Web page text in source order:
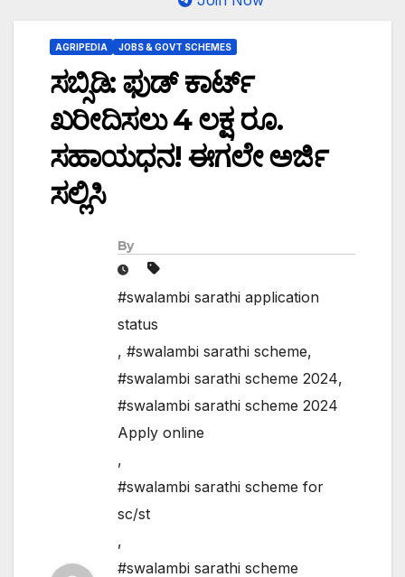
AGRIPEDIA JOBS & GOVT SCHEMES
ಸಬ್ಸಿಡಿ: ಫುಡ್ ಕಾರ್ಟ್
ಖರೀದಿಸಲು 4 ಲಕ್ಷ ರೂ.
ಸಹಾಯಧನ! ಈಗಲೇ ಅರ್ಜಿ
ಸಲ್ಲಿಸಿ
By
#swalambi sarathi application
status
, #swalambi sarathi scheme,
#swalambi sarathi scheme 2024,
#swalambi sarathi scheme 2024
Apply online
,
#swalambi sarathi scheme for
sc/st
,
#swalambi sarathi scheme